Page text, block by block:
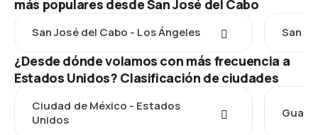
más populares desde San José del Cabo
San José del Cabo - Los Ángeles San
¿Desde dónde volamos con más frecuencia a
Estados Unidos? Clasificación de ciudades
Ciudad de México - Estados
Unidos